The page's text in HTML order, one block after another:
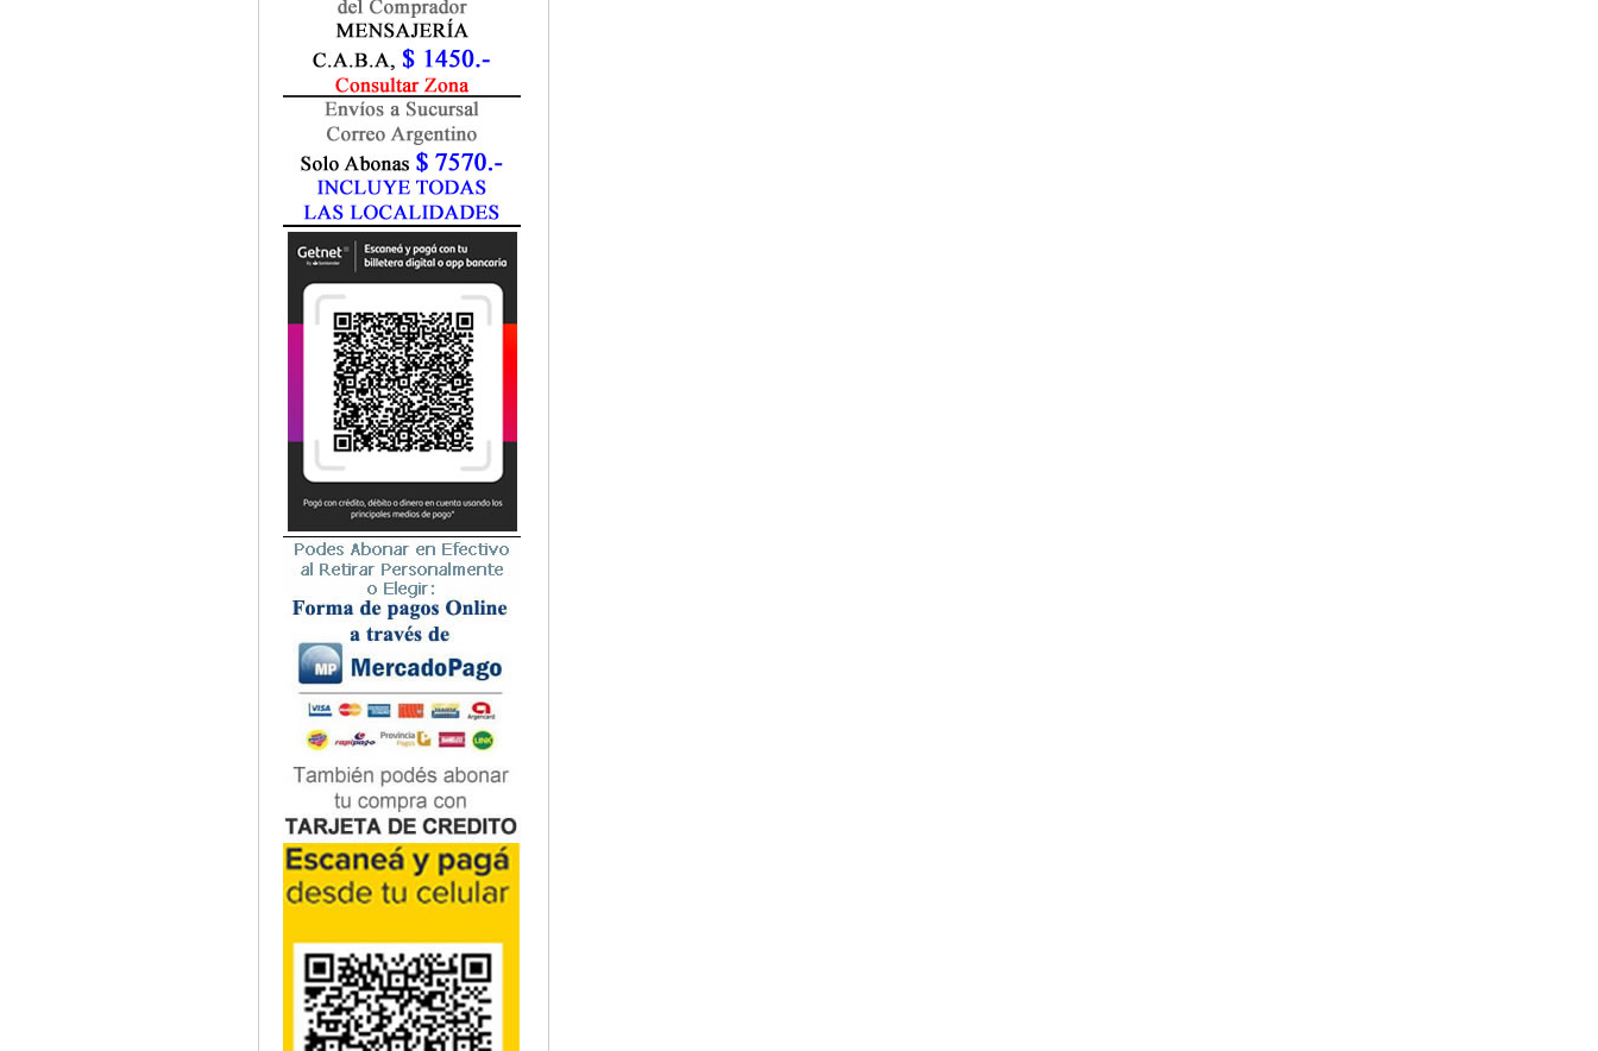
Fisiología / Fisiopatología
Fonoaudiología
Gastroenterología
Geriatría
Ginecología / Obstetricia
Hematología
Histología
Homeopatía
Infectología
Inmunología
Instrumentación Quirurgica
Medicina del Deporte / Rehabilitación
Medicina Emergencias / Urgencias
Medicina Forense / Legal
Medicina General
Medicina Interna
Microbiología
Nefrología
Neonatología / Pediatría
Neumología
Neuroanatomía / Neurociencia
Neurocirugía
Neurología
Nutrición
Odontología
Oftalmología
Oncología / Cuidados Paliativos
Ortopedía / Traumatología
Osteopatía
Otorrinolaringología
Podología
Psicología
Psiquiatría
Química